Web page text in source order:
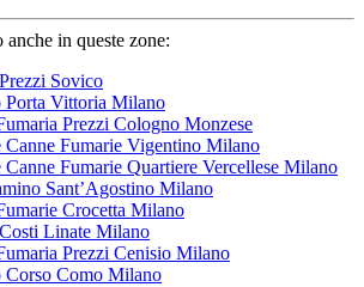
in queste zone:
Sovico
Porta Vittoria Milano
Prezzi Cologno Monzese
Canne Fumarie Vigentino Milano
Fumarie Quartiere Vercellese Milano
Sant’Agostino Milano
Crocetta Milano
Linate Milano
Prezzi Cenisio Milano
Corso Como Milano